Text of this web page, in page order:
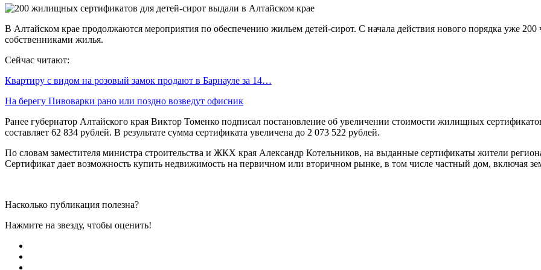
В Алтайском крае продолжаются мероприятия по обеспечению жильем детей-сирот. С начала действия нового порядка уже 200
собственниками жилья.
Сейчас читают:
Квартиру с видом на розовый замок продают в Барнауле за 14…
На берегу Пивоварки рано или поздно возведут офисник
Ранее губернатор Алтайского края Виктор Томенко подписал постановление об увеличении стоимости жилищных
составляет 62 834 рублей. В результате сумма сертификата увеличена до 2 073 522 рублей.
По словам заместителя министра строительства и ЖКХ края Александр Котельников, на выданные сертификаты жители
Сертификат дает возможность купить недвижимость на первичном или вторичном рынке, в том числе частный дом, включая
Насколько публикация полезна?
Нажмите на звезду, чтобы оценить!